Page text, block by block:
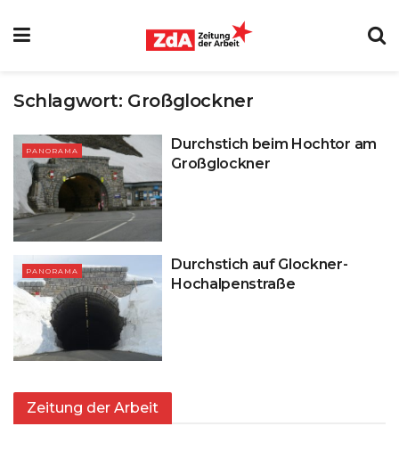
Schlagwort: Großglockner
PANORAMA
Durchstich beim Hochtor am
Großglockner
PANORAMA
Durchstich auf Glockner-
Hochalpenstraße
Zeitung der Arbeit